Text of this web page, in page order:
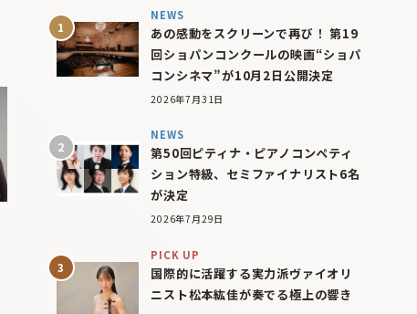
NEWS
あの感動をスクリーンで再び！ 第19
回ショパンコンクールの映画“ショパ
コンシネマ”が10月2日公開決定
2026年7月31日
NEWS
第50回ピティナ・ピアノコンペティ
ション特級、セミファイナリスト6名
が決定
2026年7月29日
PICK UP
国際的に活躍する実力派ヴァイオリ
ニスト松本紘佳が奏でる極上の響き